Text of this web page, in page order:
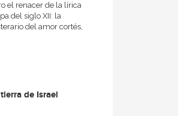
el renacer de la lírica
del siglo XII: la
del amor cortés,
de Israel